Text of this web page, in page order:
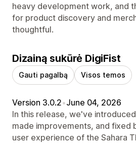
heavy development work, and
for product discovery and
thoughtful.
Dizainą sukūrė DigiFist
Gauti pagalbą Visos temos
Version 3.0.2•June 04, 2026
In this release, we've
made improvements, and fixed
user experience of the Sahara